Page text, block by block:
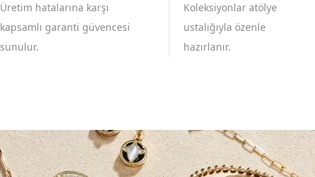
Üretim hatalarına karşı
kapsamlı garanti güvencesi
sunulur.
Koleksiyonlar atölye
ustalığıyla özenle
hazırlanır.